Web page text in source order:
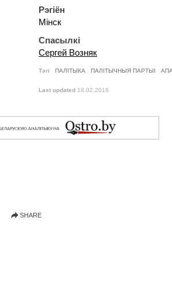
Рэгіён
Мінск
Спасылкі
Сергей Возняк
Тэгі ПАЛІТЫКА ПАЛІТЫЧНЫЯ ПАРТЫІ
Last updated 18.02.2016